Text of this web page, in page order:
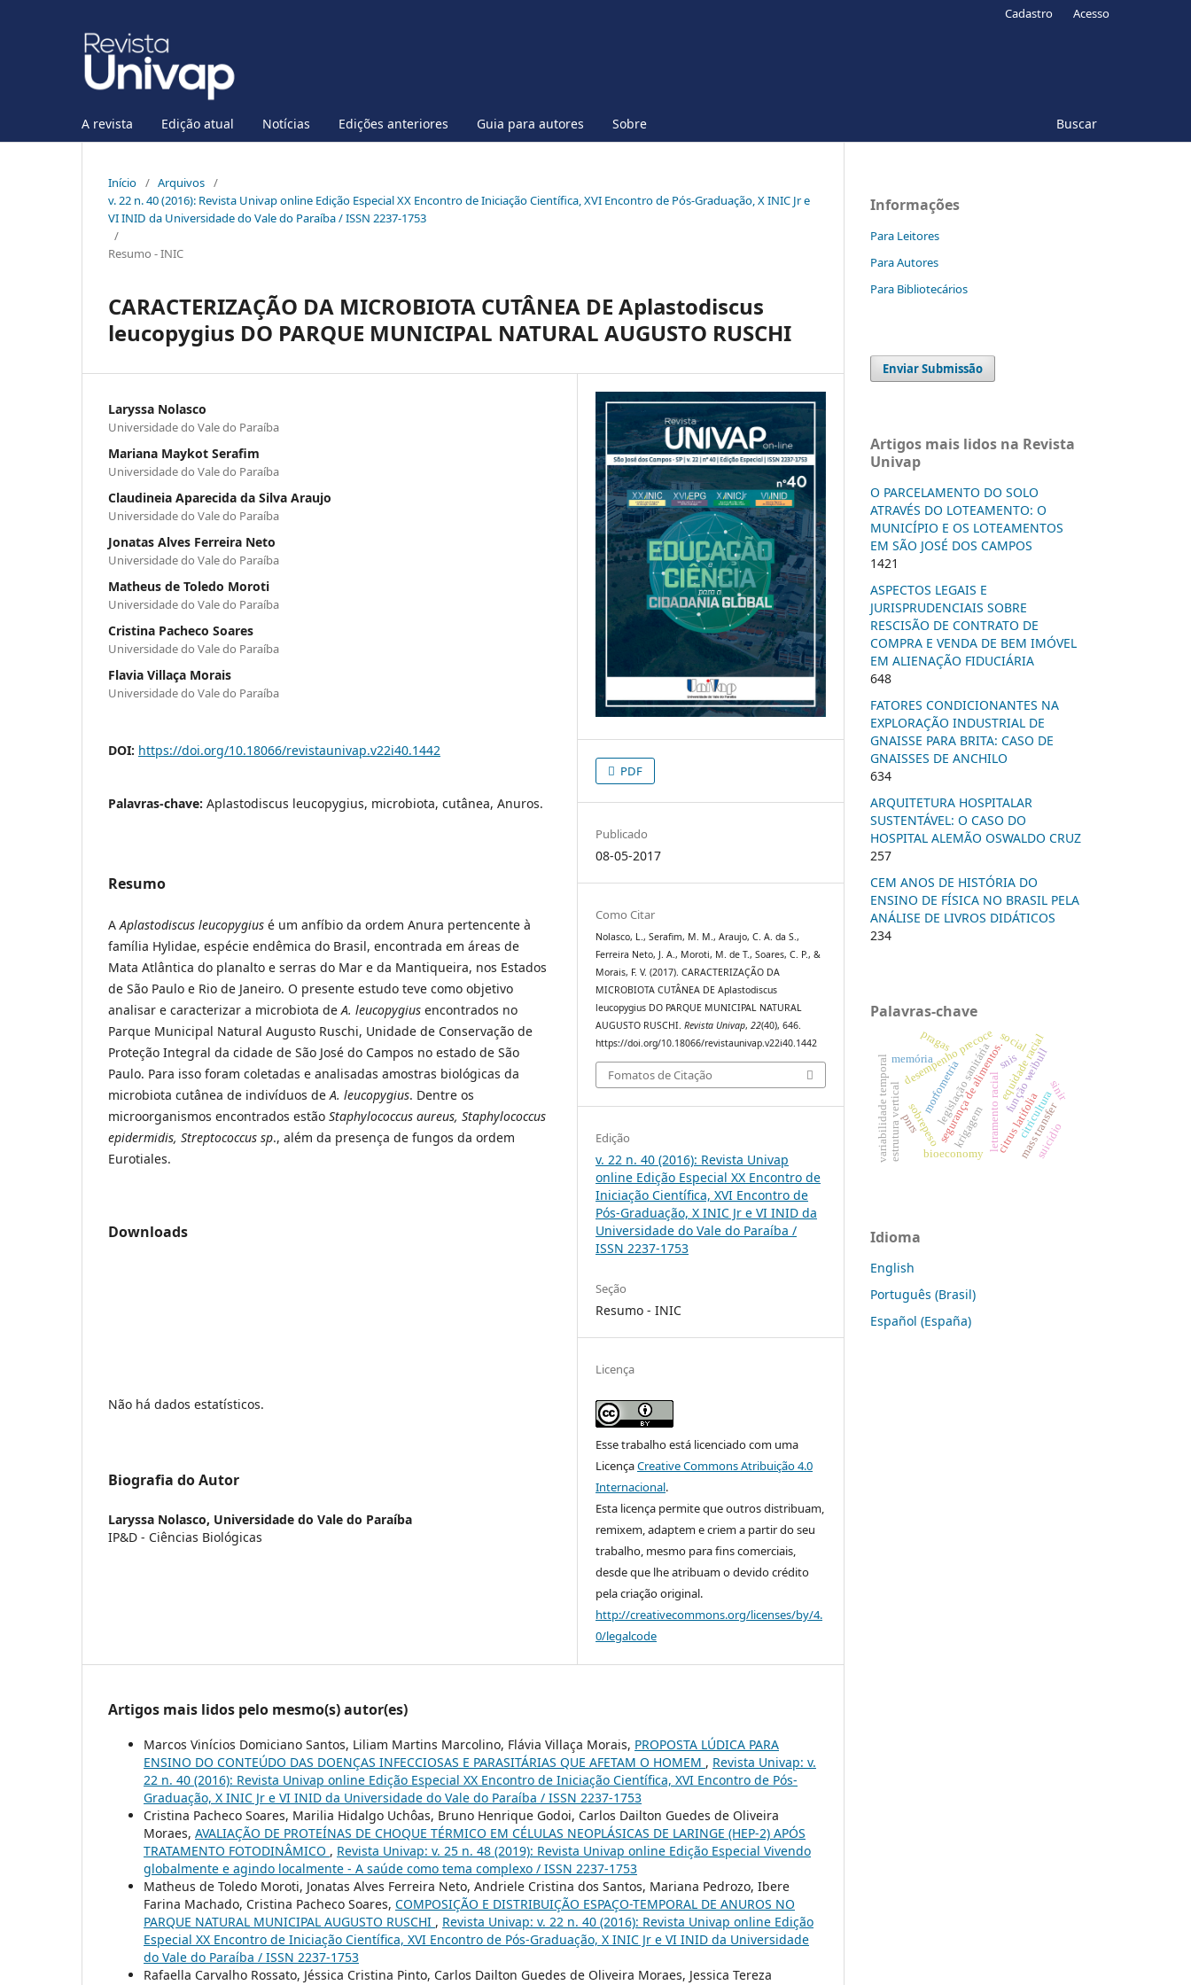
A revista Edição atual Notícias Edições anteriores Guia para autores Sobre Buscar
Cadastro Acesso
Início / Arquivos /
v. 22 n. 40 (2016): Revista Univap online Edição Especial XX Encontro de Iniciação Científica, XVI Encontro de Pós-Graduação, X INIC Jr e
VI INID da Universidade do Vale do Paraíba / ISSN 2237-1753
/
Resumo - INIC
CARACTERIZAÇÃO DA MICROBIOTA CUTÂNEA DE Aplastodiscus
leucopygius DO PARQUE MUNICIPAL NATURAL AUGUSTO RUSCHI
Laryssa Nolasco
Universidade do Vale do Paraíba
Mariana Maykot Serafim
Universidade do Vale do Paraíba
Claudineia Aparecida da Silva Araujo
Universidade do Vale do Paraíba
Jonatas Alves Ferreira Neto
Universidade do Vale do Paraíba
Matheus de Toledo Moroti
Universidade do Vale do Paraíba
Cristina Pacheco Soares
Universidade do Vale do Paraíba
Flavia Villaça Morais
Universidade do Vale do Paraíba
DOI: https://doi.org/10.18066/revistaunivap.v22i40.1442
Palavras-chave: Aplastodiscus leucopygius, microbiota, cutânea, Anuros.
Resumo
A Aplastodiscus leucopygius é um anfíbio da ordem Anura pertencente à
família Hylidae, espécie endêmica do Brasil, encontrada em áreas de
Mata Atlântica do planalto e serras do Mar e da Mantiqueira, nos Estados
de São Paulo e Rio de Janeiro. O presente estudo teve como objetivo
analisar e caracterizar a microbiota de A. leucopygius encontrados no
Parque Municipal Natural Augusto Ruschi, Unidade de Conservação de
Proteção Integral da cidade de São José do Campos no estado de São
Paulo. Para isso foram coletadas e analisadas amostras biológicas da
microbiota cutânea de indivíduos de A. leucopygius. Dentre os
microorganismos encontrados estão Staphylococcus aureus, Staphylococcus
epidermidis, Streptococcus sp., além da presença de fungos da ordem
Eurotiales.
Downloads
Não há dados estatísticos.
Biografia do Autor
Laryssa Nolasco, Universidade do Vale do Paraíba
IP&D - Ciências Biológicas
PDF
Publicado
08-05-2017
Como Citar
Nolasco, L., Serafim, M. M., Araujo, C. A. da S.,
Ferreira Neto, J. A., Moroti, M. de T., Soares, C. P., &
Morais, F. V. (2017). CARACTERIZAÇÃO DA
MICROBIOTA CUTÂNEA DE Aplastodiscus
leucopygius DO PARQUE MUNICIPAL NATURAL
AUGUSTO RUSCHI.Revista Univap,22(40), 646.
https://doi.org/10.18066/revistaunivap.v22i40.1442
Fomatos de Citação
Edição
v. 22 n. 40 (2016): Revista Univap
online Edição Especial XX Encontro de
Iniciação Científica, XVI Encontro de
Pós-Graduação, X INIC Jr e VI INID da
Universidade do Vale do Paraíba /
ISSN 2237-1753
Seção
Resumo - INIC
Licença
Esse trabalho está licenciado com uma
LicençaCreative Commons Atribuição 4.0
Internacional.
Esta licença permite que outros distribuam,
remixem, adaptem e criem a partir do seu
trabalho, mesmo para fins comerciais,
desde que lhe atribuam o devido crédito
pela criação original.
http://creativecommons.org/licenses/by/4.
0/legalcode
Artigos mais lidos pelo mesmo(s) autor(es)
Marcos Vinícios Domiciano Santos, Liliam Martins Marcolino, Flávia Villaça Morais, PROPOSTA LÚDICA PARA
ENSINO DO CONTEÚDO DAS DOENÇAS INFECCIOSAS E PARASITÁRIAS QUE AFETAM O HOMEM , Revista Univap: v.
22 n. 40 (2016): Revista Univap online Edição Especial XX Encontro de Iniciação Científica, XVI Encontro de Pós-
Graduação, X INIC Jr e VI INID da Universidade do Vale do Paraíba / ISSN 2237-1753
Cristina Pacheco Soares, Marilia Hidalgo Uchôas, Bruno Henrique Godoi, Carlos Dailton Guedes de Oliveira
Moraes, AVALIAÇÃO DE PROTEÍNAS DE CHOQUE TÉRMICO EM CÉLULAS NEOPLÁSICAS DE LARINGE (HEP-2) APÓS
TRATAMENTO FOTODINÂMICO , Revista Univap: v. 25 n. 48 (2019): Revista Univap online Edição Especial Vivendo
globalmente e agindo localmente - A saúde como tema complexo / ISSN 2237-1753
Matheus de Toledo Moroti, Jonatas Alves Ferreira Neto, Andriele Cristina dos Santos, Mariana Pedrozo, Ibere
Farina Machado, Cristina Pacheco Soares, COMPOSIÇÃO E DISTRIBUIÇÃO ESPAÇO-TEMPORAL DE ANUROS NO
PARQUE NATURAL MUNICIPAL AUGUSTO RUSCHI , Revista Univap: v. 22 n. 40 (2016): Revista Univap online Edição
Especial XX Encontro de Iniciação Científica, XVI Encontro de Pós-Graduação, X INIC Jr e VI INID da Universidade
do Vale do Paraíba / ISSN 2237-1753
Rafaella Carvalho Rossato, Jéssica Cristina Pinto, Carlos Dailton Guedes de Oliveira Moraes, Jessica Tereza
Informações
Para Leitores
Para Autores
Para Bibliotecários
Enviar Submissão
Artigos mais lidos na Revista
Univap
O PARCELAMENTO DO SOLO
ATRAVÉS DO LOTEAMENTO: O
MUNICÍPIO E OS LOTEAMENTOS
EM SÃO JOSÉ DOS CAMPOS
1421
ASPECTOS LEGAIS E
JURISPRUDENCIAIS SOBRE
RESCISÃO DE CONTRATO DE
COMPRA E VENDA DE BEM IMÓVEL
EM ALIENAÇÃO FIDUCIÁRIA
648
FATORES CONDICIONANTES NA
EXPLORAÇÃO INDUSTRIAL DE
GNAISSE PARA BRITA: CASO DE
GNAISSES DE ANCHILO
634
ARQUITETURA HOSPITALAR
SUSTENTÁVEL: O CASO DO
HOSPITAL ALEMÃO OSWALDO CRUZ
257
CEM ANOS DE HISTÓRIA DO
ENSINO DE FÍSICA NO BRASIL PELA
ANÁLISE DE LIVROS DIDÁTICOS
234
Palavras-chave
equidade racial
letramento racial
segurança de alimentos.
legislação sanitáriacitrus latifolia
citricultura
desempenho precoce
pragas
morfometria
estrutura vertical
função weibull
sobrepeso krigagem
variabilidade temporal bioeconomy mass transfer
pnrs
snis
sinir
memória
social
suicídio
Idioma
English
Português (Brasil)
Español (España)